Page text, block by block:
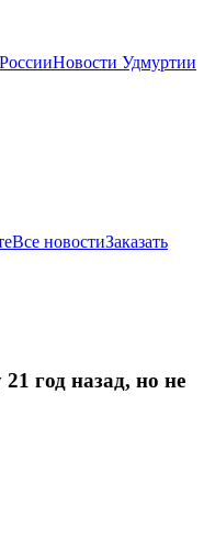
Новости Удмуртии
Все новостиЗаказать
год назад, но не